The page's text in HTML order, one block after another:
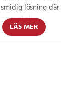
lösning
nyckel.
ger en
gör
LÄS MER